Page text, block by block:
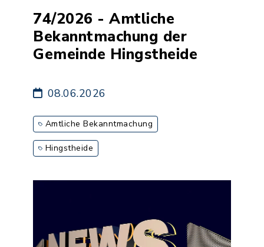
74/2026 - Amtliche
Bekanntmachung der
Gemeinde Hingstheide
08.06.2026
Amtliche Bekanntmachung
Hingstheide